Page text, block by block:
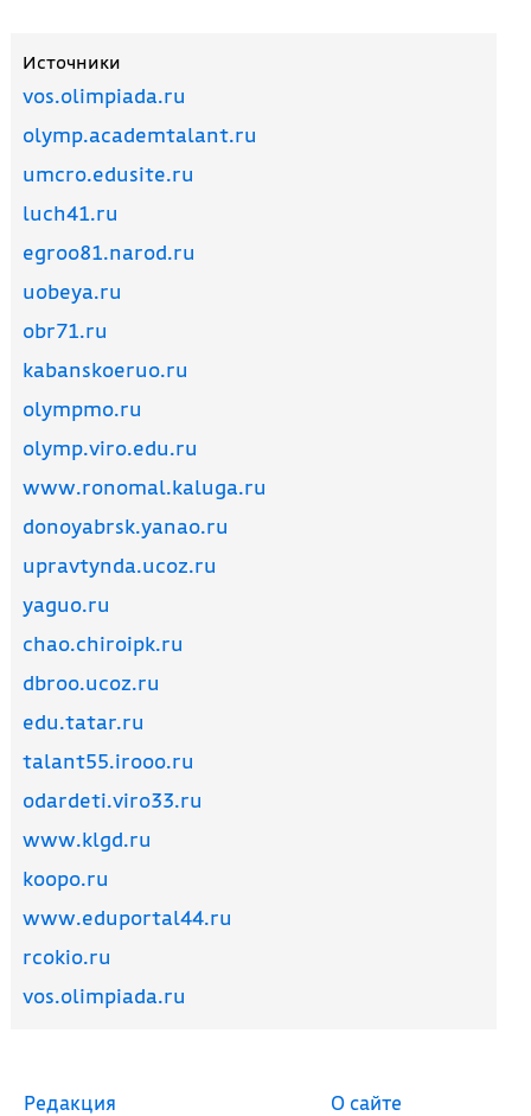
Источники
vos.olimpiada.ru
olymp.academtalant.ru
umcro.edusite.ru
luch41.ru
egroo81.narod.ru
uobeya.ru
obr71.ru
kabanskoeruo.ru
olympmo.ru
olymp.viro.edu.ru
www.ronomal.kaluga.ru
donoyabrsk.yanao.ru
upravtynda.ucoz.ru
yaguo.ru
chao.chiroipk.ru
dbroo.ucoz.ru
edu.tatar.ru
talant55.irooo.ru
odardeti.viro33.ru
www.klgd.ru
koopo.ru
www.eduportal44.ru
rcokio.ru
vos.olimpiada.ru
Редакция О сайте